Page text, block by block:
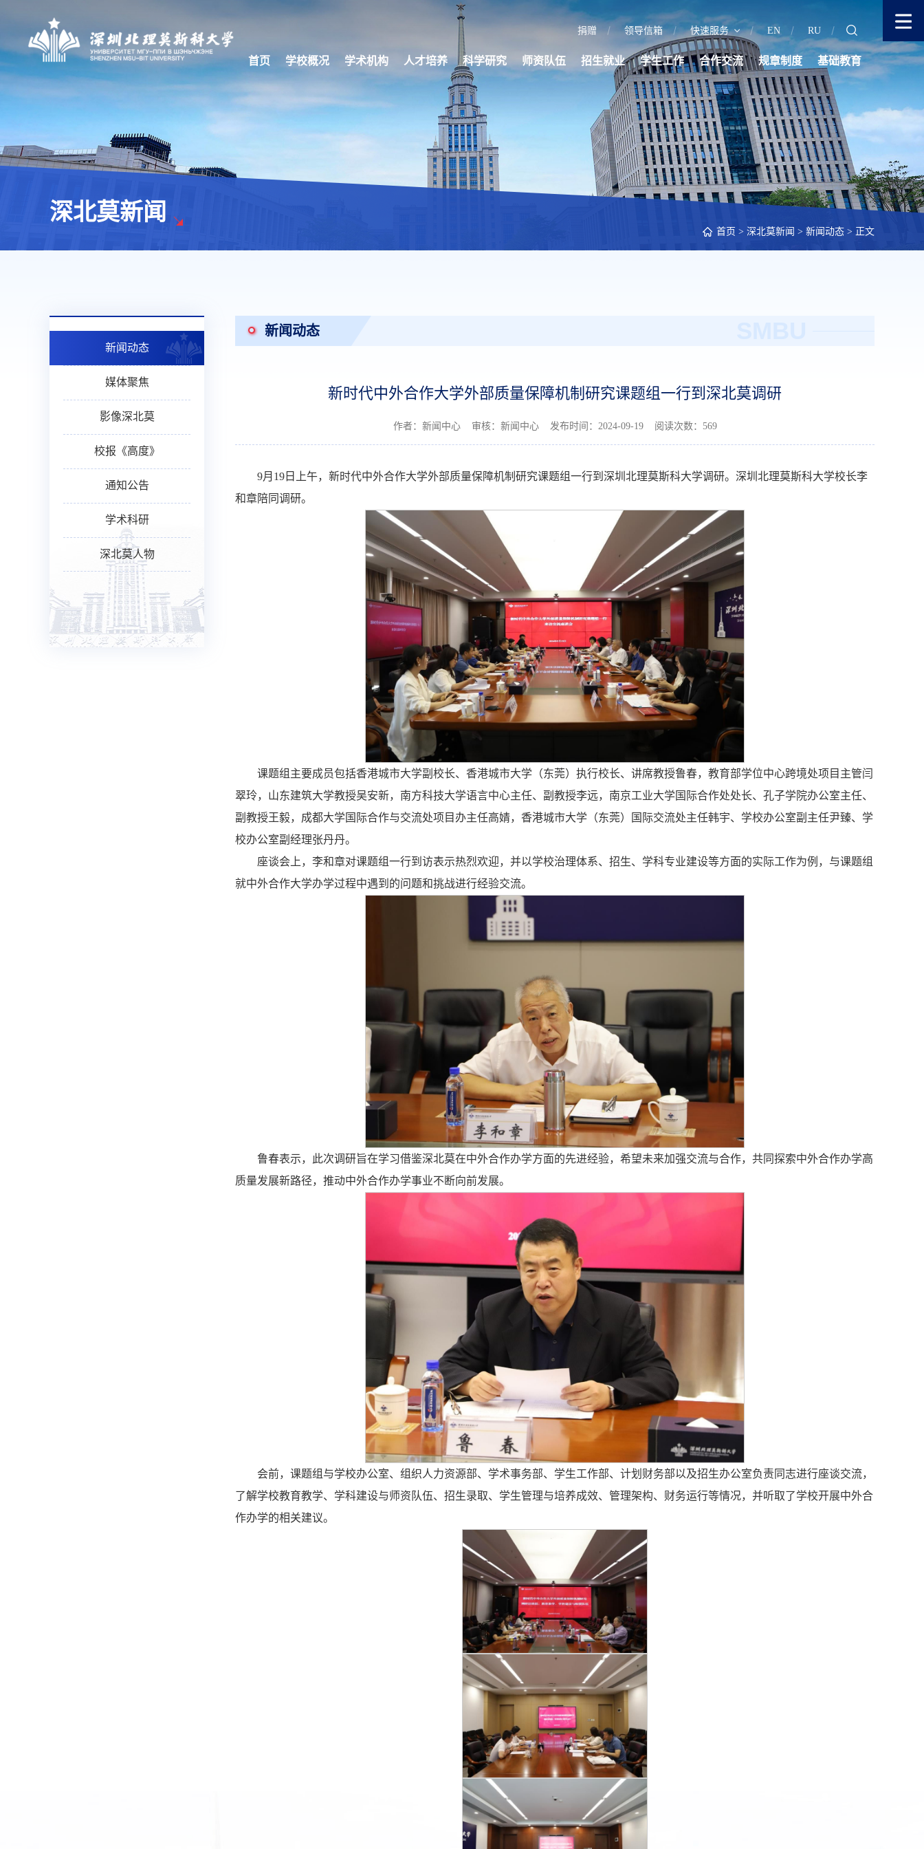
捐赠 领导信箱 快速服务 EN RU
首页 学校概况 学术机构 人才培养 科学研究 师资队伍 招生就业 学生工作 合作交流 规章制度 基础教育
深北莫新闻
首页 > 深北莫新闻 > 新闻动态 > 正文
新闻动态
媒体聚焦
影像深北莫
校报《高度》
通知公告
学术科研
深北莫人物
新闻动态
新时代中外合作大学外部质量保障机制研究课题组一行到深北莫调研
作者：新闻中心 审核：新闻中心 发布时间：2024-09-19 阅读次数： 569
9月19日上午，新时代中外合作大学外部质量保障机制研究课题组一行到深圳北理莫斯科大学调研。深圳北理莫斯科大学校长李
和章陪同调研。
课题组主要成员包括香港城市大学副校长、香港城市大学（东莞）执行校长、讲席教授鲁春，教育部学位中心跨境处项目主管闫
翠玲，山东建筑大学教授吴安新，南方科技大学语言中心主任、副教授李远，南京工业大学国际合作处处长、孔子学院办公室主任、
副教授王毅，成都大学国际合作与交流处项目办主任高婧，香港城市大学（东莞）国际交流处主任韩宇、学校办公室副主任尹臻、学
校办公室副经理张丹丹。
座谈会上，李和章对课题组一行到访表示热烈欢迎，并以学校治理体系、招生、学科专业建设等方面的实际工作为例，与课题组
就中外合作大学办学过程中遇到的问题和挑战进行经验交流。
鲁春表示，此次调研旨在学习借鉴深北莫在中外合作办学方面的先进经验，希望未来加强交流与合作，共同探索中外合作办学高
质量发展新路径，推动中外合作办学事业不断向前发展。
会前，课题组与学校办公室、组织人力资源部、学术事务部、学生工作部、计划财务部以及招生办公室负责同志进行座谈交流，
了解学校教育教学、学科建设与师资队伍、招生录取、学生管理与培养成效、管理架构、财务运行等情况，并听取了学校开展中外合
作办学的相关建议。